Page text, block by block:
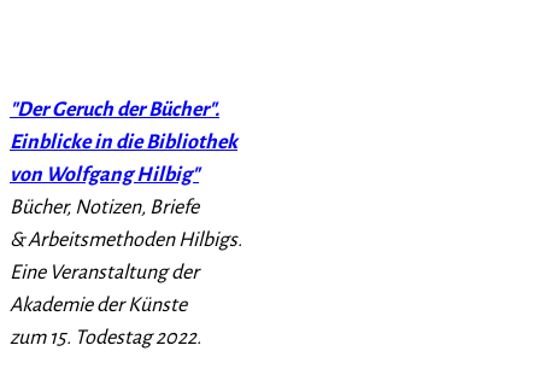
"Der Geruch der Bücher".
Einblicke in die Bibliothek
von Wolfgang Hilbig"
Bücher, Notizen, Briefe
& Arbeitsmethoden Hilbigs.
Eine Veranstaltung der
Akademie der Künste
zum 15. Todestag 2022.